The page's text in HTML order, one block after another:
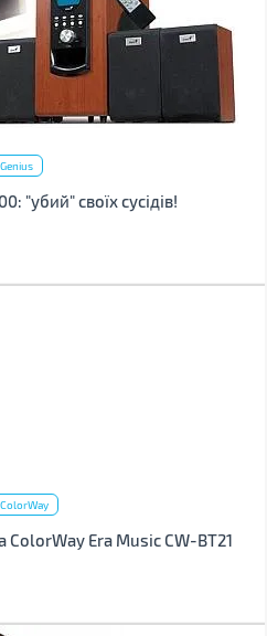
Genius
"убий" своїх сусідів!
ColorWay
Era Music CW-BT21